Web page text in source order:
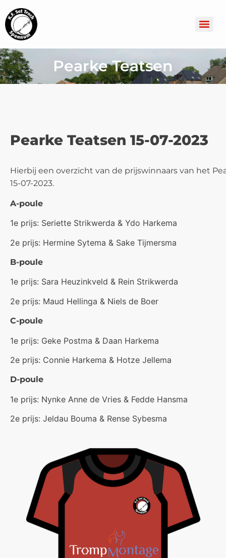
Pearke Teatsen
Pearke Teatsen 15-07-2023
Hierbij een overzicht van de prijswinnaars van het
15-07-2023.
A-poule
1e prijs: Seriette Strikwerda & Ydo Harkema
2e prijs: Hermine Sytema & Sake Tijmersma
B-poule
1e prijs: Sara Heuzinkveld & Rein Strikwerda
2e prijs: Maud Hellinga & Niels de Boer
C-poule
1e prijs: Geke Postma & Daan Harkema
2e prijs: Connie Harkema & Hotze Jellema
D-poule
1e prijs: Nynke Anne de Vries & Fedde Hansma
2e prijs: Jeldau Bouma & Rense Sybesma